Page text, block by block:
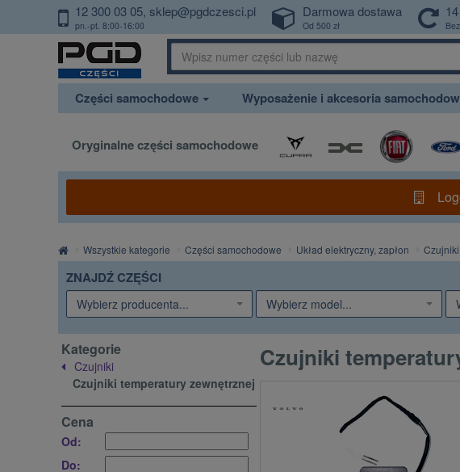
PrzejdzDoTresci
12 300 03 05 sklep@pgdczesci.pl
pn.-pt. 8:00-16:00
Darmowa dostawa
Od 500 zł
Części samochodowe Wyposażenie i akcesoria
Oryginalne części samochodowe
Strona
główna
Wszystkie kategorie Części samochodowe Układ elektryczny, zapłon Czujniki
ZNAJDŹ CZĘŚCI
Wybierz producenta... Wybierz model...
Kategorie
Czujniki
Czujniki temperatury zewnętrznej
Cena
Od:
Do:
Czujniki